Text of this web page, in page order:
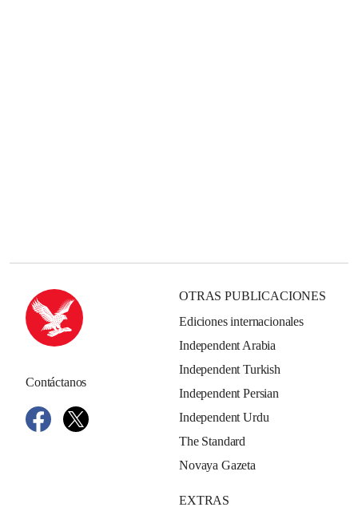
Contáctanos
OTRAS PUBLICACIONES
Ediciones internacionales
Independent Arabia
Independent Turkish
Independent Persian
Independent Urdu
The Standard
Novaya Gazeta
EXTRAS